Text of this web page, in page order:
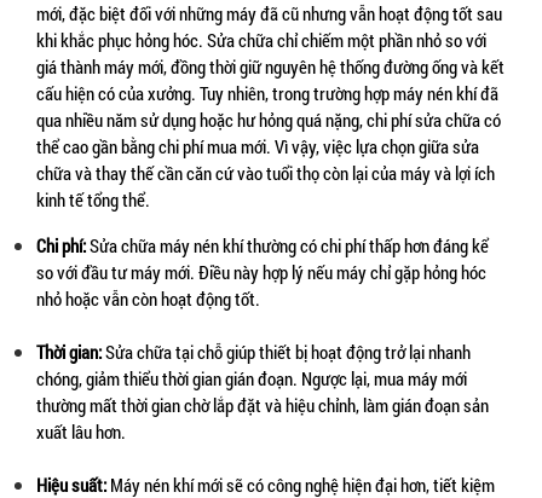
mới, đặc biệt đối với những máy đã cũ nhưng vẫn hoạt động tốt sau
khi khắc phục hỏng hóc. Sửa chữa chỉ chiếm một phần nhỏ so với
giá thành máy mới, đồng thời giữ nguyên hệ thống đường ống và kết
cấu hiện có của xưởng. Tuy nhiên, trong trường hợp máy nén khí đã
qua nhiều năm sử dụng hoặc hư hỏng quá nặng, chi phí sửa chữa có
thể cao gần bằng chi phí mua mới. Vì vậy, việc lựa chọn giữa sửa
chữa và thay thế cần căn cứ vào tuổi thọ còn lại của máy và lợi ích
kinh tế tổng thể.
Chi phí: Sửa chữa máy nén khí thường có chi phí thấp hơn đáng kể
so với đầu tư máy mới. Điều này hợp lý nếu máy chỉ gặp hỏng hóc
nhỏ hoặc vẫn còn hoạt động tốt.
Thời gian: Sửa chữa tại chỗ giúp thiết bị hoạt động trở lại nhanh
chóng, giảm thiểu thời gian gián đoạn. Ngược lại, mua máy mới
thường mất thời gian chờ lắp đặt và hiệu chỉnh, làm gián đoạn sản
xuất lâu hơn.
Hiệu suất: Máy nén khí mới sẽ có công nghệ hiện đại hơn, tiết kiệm